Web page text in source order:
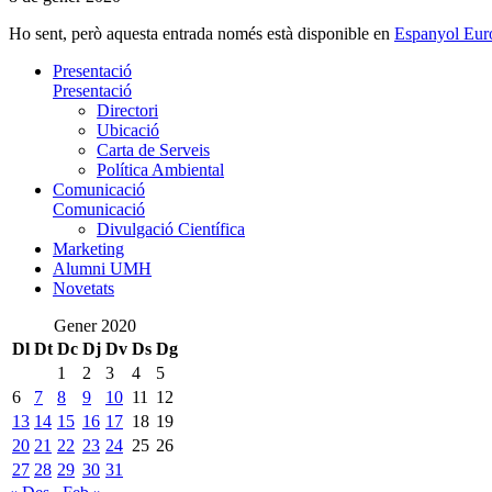
Ho sent, però aquesta entrada només està disponible en Espanyol
Presentació
Presentació
Directori
Ubicació
Carta de Serveis
Política Ambiental
Comunicació
Comunicació
Divulgació Científica
Marketing
Alumni UMH
Novetats
Gener 2020
Dl Dt Dc Dj Dv Ds Dg
1
2 3 4
5
6
7 8 9 10 11
12
13 14 15 16 17 18 19
20 21 22 23 24 25 26
27 28 29 30 31